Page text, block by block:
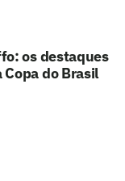
os destaques
do Brasil